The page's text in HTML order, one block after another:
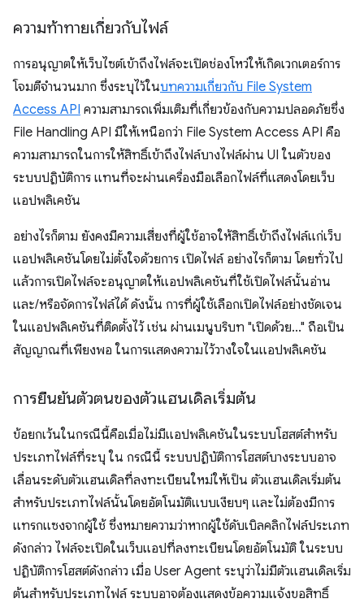
ความท้าทายเกี่ยวกับไฟล์
การอนุญาตให้เว็บไซต์เข้าถึงไฟล์จะเปิดช่องโหว่ให้เกิดเวกเตอร์การ
โจมตีจำนวนมาก ซึ่งระบุไว้ในบทความเกี่ยวกับ File System
Access API ความสามารถเพิ่มเติมที่เกี่ยวข้องกับความปลอดภัยซึ่ง
File Handling API มีให้เหนือกว่า File System Access API คือ
ความสามารถในการให้สิทธิ์เข้าถึงไฟล์บางไฟล์ผ่าน UI ในตัวของ
ระบบปฏิบัติการ แทนที่จะผ่านเครื่องมือเลือกไฟล์ที่แสดงโดยเว็บ
แอปพลิเคชัน
อย่างไรก็ตาม ยังคงมีความเสี่ยงที่ผู้ใช้อาจให้สิทธิ์เข้าถึงไฟล์แก่เว็บ
แอปพลิเคชันโดยไม่ตั้งใจด้วยการ เปิดไฟล์ อย่างไรก็ตาม โดยทั่วไป
แล้วการเปิดไฟล์จะอนุญาตให้แอปพลิเคชันที่ใช้เปิดไฟล์นั้นอ่าน
และ/หรือจัดการไฟล์ได้ ดังนั้น การที่ผู้ใช้เลือกเปิดไฟล์อย่างชัดเจน
ในแอปพลิเคชันที่ติดตั้งไว้ เช่น ผ่านเมนูบริบท "เปิดด้วย..." ถือเป็น
สัญญาณที่เพียงพอ ในการแสดงความไว้วางใจในแอปพลิเคชัน
การยืนยันตัวตนของตัวแฮนเดิลเริ่มต้น
ข้อยกเว้นในกรณีนี้คือเมื่อไม่มีแอปพลิเคชันในระบบโฮสต์สำหรับ
ประเภทไฟล์ที่ระบุ ใน กรณีนี้ ระบบปฏิบัติการโฮสต์บางระบบอาจ
เลื่อนระดับตัวแฮนเดิลที่ลงทะเบียนใหม่ให้เป็น ตัวแฮนเดิลเริ่มต้น
สำหรับประเภทไฟล์นั้นโดยอัตโนมัติแบบเงียบๆ และไม่ต้องมีการ
แทรกแซงจากผู้ใช้ ซึ่งหมายความว่าหากผู้ใช้ดับเบิลคลิกไฟล์ประเภท
ดังกล่าว ไฟล์จะเปิดในเว็บแอปที่ลงทะเบียนโดยอัตโนมัติ ในระบบ
ปฏิบัติการโฮสต์ดังกล่าว เมื่อ User Agent ระบุว่าไม่มีตัวแฮนเดิลเริ่ม
ต้นสำหรับประเภทไฟล์ ระบบอาจต้องแสดงข้อความแจ้งขอสิทธิ์